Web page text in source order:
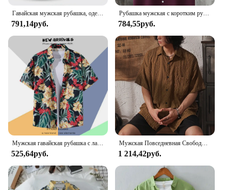
791,14руб.
Рубашка мужская с коротким рукавом, модная повседневная однотонная пляжная сорочка на пуговицах, Хенли, лето
784,55руб.
525,64руб.
Мужская Повседневная Свободная рубашка, белая однотонная универсальная рубашка с короткими рукавами, с вырезами, в стиле ретро, для отпуска, на каждый день, на лето
1 214,42руб.